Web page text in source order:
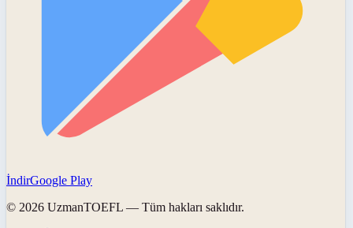
İndirGoogle Play
© 2026 UzmanTOEFL — Tüm hakları saklıdır.